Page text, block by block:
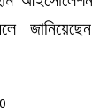
জানিয়েছেন